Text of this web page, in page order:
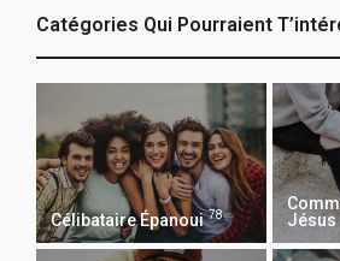
Catégories Qui Pourraient
Célibataire Épanoui 78
Jésus